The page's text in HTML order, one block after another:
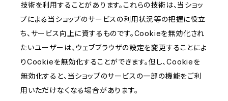
技術を利用することがあります。これらの技術は、当ショッ
プによる当ショップのサービスの利用状況等の把握に役立
ち、サービス向上に資するものです。Cookieを無効化され
たいユーザーは、ウェブブラウザの設定を変更することによ
りCookieを無効化することができます。但し、Cookieを
無効化すると、当ショップのサービスの一部の機能をご利
用いただけなくなる場合があります。